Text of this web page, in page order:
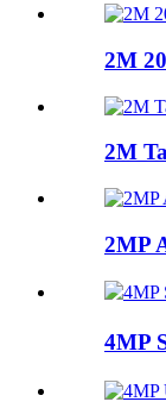
2M
2M
2MP
4MP